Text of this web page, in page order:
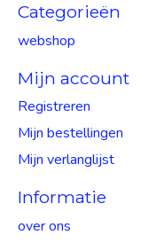
Categorieën
webshop
Mijn account
Registreren
Mijn bestellingen
Mijn verlanglijst
Informatie
over ons